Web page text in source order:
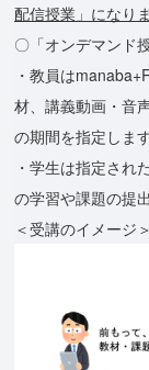
配信授業」になり
〇「オンデマンド
・教員は
材、講義動画・⾳
の期間を指定します
・学⽣は指定され
の学習や課題の提
＜受講のイメージ＞